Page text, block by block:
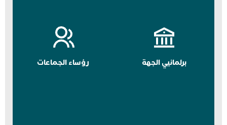
برلمانيي الجهة رؤساء الجماعات